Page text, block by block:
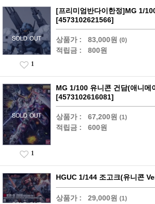
[프리미엄반다이한정]MG 1/
[4573102621566]
상품가 : 83,000원 (0)
적립금 : 800원
1
MG 1/100 유니콘 건담(애니메
[4573102616081]
상품가 : 67,200원 (1)
적립금 : 600원
1
HGUC 1/144 조고크(유니콘
상품가 : 29,000원 (1)